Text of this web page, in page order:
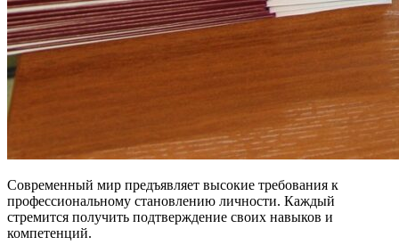
Современный мир предъявляет высокие требования к
профессиональному становлению личности. Каждый
стремится получить подтверждение своих навыков и
компетенций.